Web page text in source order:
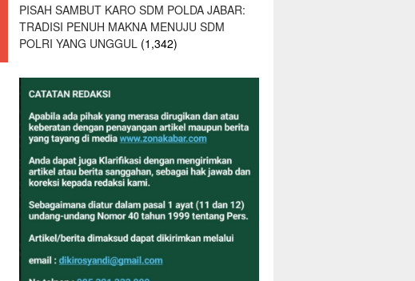
PISAH SAMBUT KARO SDM POLDA JABAR:
TRADISI PENUH MAKNA MENUJU SDM
POLRI YANG UNGGUL (1,342)